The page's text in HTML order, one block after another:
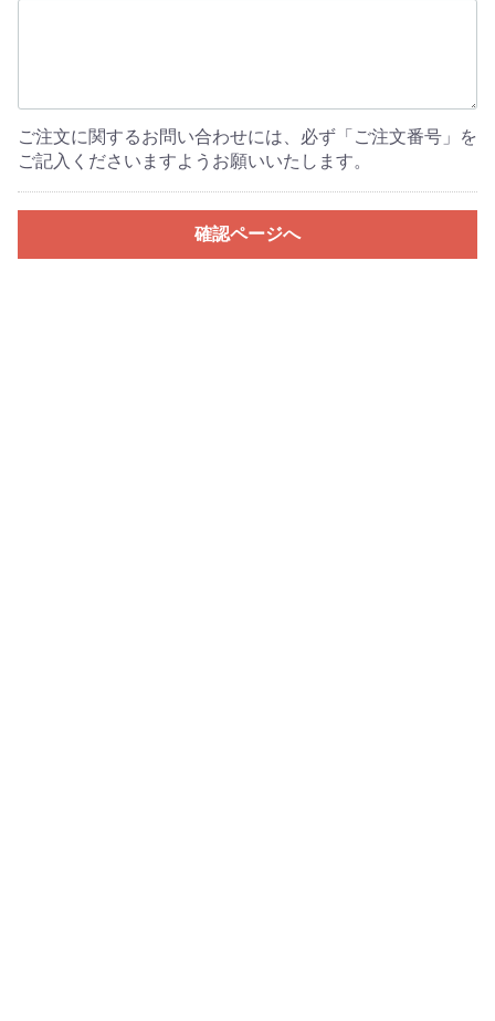
ご注文に関するお問い合わせには、必ず「ご注文番号」を
ご記入くださいますようお願いいたします。
確認ページへ